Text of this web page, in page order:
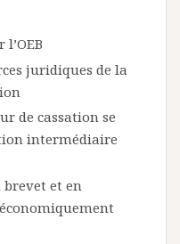
juridiques de la
de cassation se
intermédiaire
et en